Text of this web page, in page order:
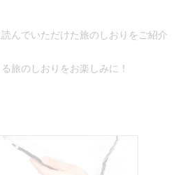
んでいただけた旅のしおりをご紹介
旅のしおりをお楽しみに！